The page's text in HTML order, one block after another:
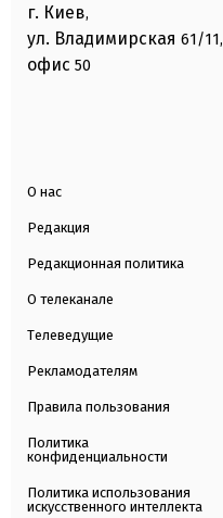
г. Киев,
ул. Владимирская 61/11,
офис 50
О нас
Редакция
Редакционная политика
О телеканале
Телеведущие
Рекламодателям
Правила пользования
Политика
конфиденциальности
Политика использования
искусственного интеллекта